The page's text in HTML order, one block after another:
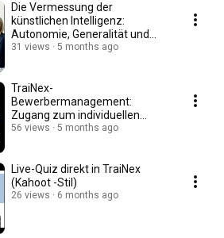
Die Vermessung der
künstlichen Intelligenz:
Autonomie, Generalität und
Intelligenz im Hochschulfokus
31 views 5 months ago
TraiNex-
Bewerbermanagement:
Zugang zum individuellen
Bewerber-Bereich
56 views 5 months ago
Live-Quiz direkt in TraiNex
(Kahoot -Stil)
26 views 6 months ago